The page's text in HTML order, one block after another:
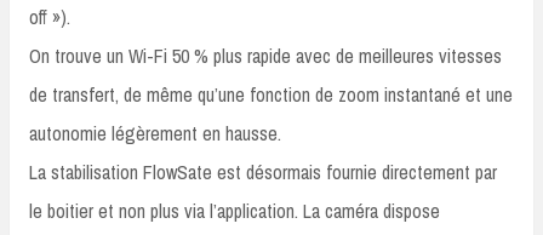
off »).
On trouve un Wi-Fi 50 % plus rapide avec de meilleures vitesses
de transfert, de même qu’une fonction de zoom instantané et une
autonomie légèrement en hausse.
La stabilisation FlowSate est désormais fournie directement par
le boitier et non plus via l’application. La caméra dispose